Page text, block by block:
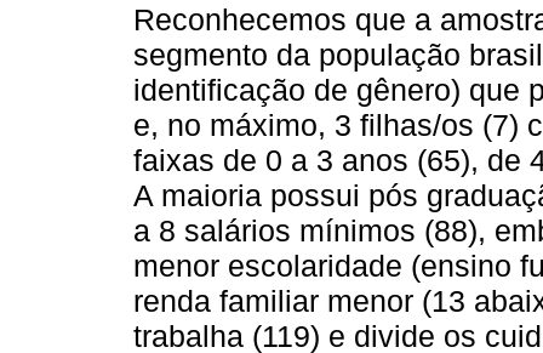
Reconhecemos que a
segmento da população
identificação de gênero) que
e, no máximo, 3 filhas/os (7)
faixas de 0 a 3 anos (65), de
A maioria possui pós
a 8 salários mínimos (88),
menor escolaridade (ensino
renda familiar menor (13
trabalha (119) e divide os